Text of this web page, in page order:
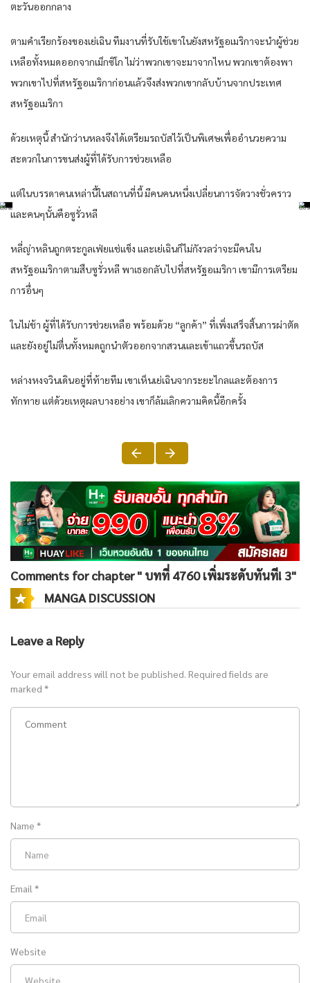
ตะวันออกกลาง
ตามคำเรียกร้องของเย่เฉิน ทีมงานที่รับใช้เขาในยังสหรัฐอเมริกาจะนำผู้ช่วย
เหลือทั้งหมดออกจากเม็กซิโก ไม่ว่าพวกเขาจะมาจากไหน พวกเขาต้องพา
พวกเขาไปที่สหรัฐอเมริกาก่อนแล้วจึงส่งพวกเขากลับบ้านจากประเทศ
สหรัฐอเมริกา
ด้วยเหตุนี้ สำนักว่านหลงจึงได้เตรียมรถบัสไว้เป็นพิเศษเพื่ออำนวยความ
สะดวกในการขนส่งผู้ที่ได้รับการช่วยเหลือ
แต่ในบรรดาคนเหล่านี้ในสถานที่นี้ มีคนคนหนึ่งเปลี่ยนการจัดวางชั่วคราว
และคนๆนั้นคือซูรั่วหลี
หลี่ญ่าหลินถูกตระกูลเฟ่ยแช่แข็ง และเย่เฉินก็ไม่กังวลว่าจะมีคนใน
สหรัฐอเมริกาตามสืบซูรั่วหลี พาเธอกลับไปที่สหรัฐอเมริกา เขามีการเตรียม
การอื่นๆ
ในไม่ช้า ผู้ที่ได้รับการช่วยเหลือ พร้อมด้วย “ลูกค้า” ที่เพิ่งเสร็จสิ้นการผ่าตัด
และยังอยู่ไม่ตื่นทั้งหมดถูกนำตัวออกจากสวนและเข้าแถวขึ้นรถบัส
หล่างหงจวินเดินอยู่ที่ท้ายทีม เขาเห็นเย่เฉินจากระยะไกลและต้องการ
ทักทาย แต่ด้วยเหตุผลบางอย่าง เขาก็ล้มเลิกความคิดนี้อีกครั้ง
Comments for chapter " บทที่ 4760 เพิ่มระดับทันที! 3"
MANGA DISCUSSION
Leave a Reply
Your email address will not be published. Required fields are
marked *
Name *
Email *
Website